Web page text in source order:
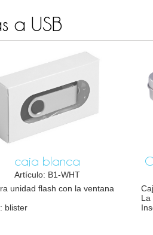
a USB
caja blanca
Artículo: B1-WHT
unidad flash con la ventana
blister
La